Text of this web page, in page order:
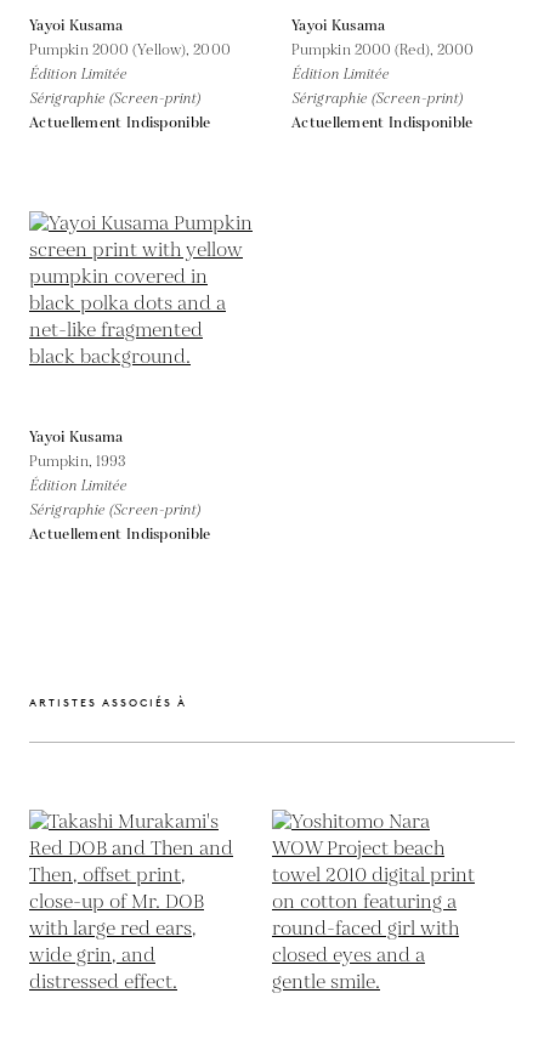
Yayoi Kusama
Pumpkin 2000 (Yellow),2000
Édition Limitée
Sérigraphie (Screen-print)
Actuellement Indisponible
Yayoi Kusama
Pumpkin 2000 (Red), 2000
Édition Limitée
Sérigraphie (Screen-print)
Actuellement Indisponible
Yayoi Kusama
Pumpkin, 1993
Édition Limitée
Sérigraphie (Screen-print)
Actuellement Indisponible
ARTISTES ASSOCIÉS À